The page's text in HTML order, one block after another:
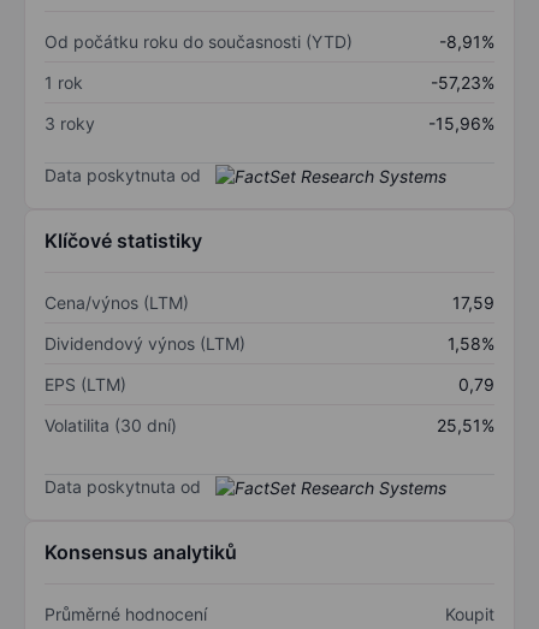
Od počátku roku do současnosti (YTD)
-8,91%
1 rok
-57,23%
3 roky
-15,96%
Data poskytnuta od
Klíčové statistiky
Cena/výnos (LTM)
17,59
Dividendový výnos (LTM)
1,58%
EPS (LTM)
0,79
Volatilita (30 dní)
25,51%
Data poskytnuta od
Konsensus analytiků
Průměrné hodnocení Koupit